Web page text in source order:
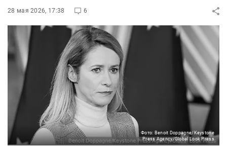
28 мая 2026, 17:38 6
Фото: Benoit Doppagne/Keystone
Press Agency/Global Look Press